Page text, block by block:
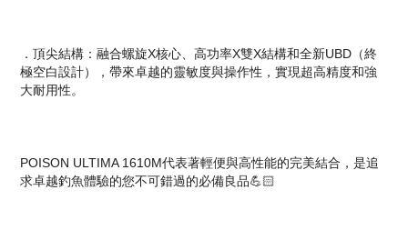
．頂尖結構：融合螺旋X核心、高功率X雙X結構和全新UBD（終
極空白設計），帶來卓越的靈敏度與操作性，實現超高精度和強
大耐用性。
POISON ULTIMA 1610M代表著輕便與高性能的完美結合，是追
求卓越釣魚體驗的您不可錯過的必備良品💪🏻